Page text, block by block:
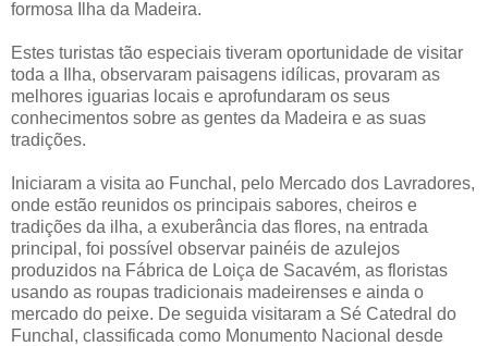
formosa Ilha da Madeira.
Estes turistas tão especiais tiveram oportunidade de visitar
toda a Ilha, observaram paisagens idílicas, provaram as
melhores iguarias locais e aprofundaram os seus
conhecimentos sobre as gentes da Madeira e as suas
tradições.
Iniciaram a visita ao Funchal, pelo Mercado dos Lavradores,
onde estão reunidos os principais sabores, cheiros e
tradições da ilha, a exuberância das flores, na entrada
principal, foi possível observar painéis de azulejos
produzidos na Fábrica de Loiça de Sacavém, as floristas
usando as roupas tradicionais madeirenses e ainda o
mercado do peixe. De seguida visitaram a Sé Catedral do
Funchal, classificada como Monumento Nacional desde